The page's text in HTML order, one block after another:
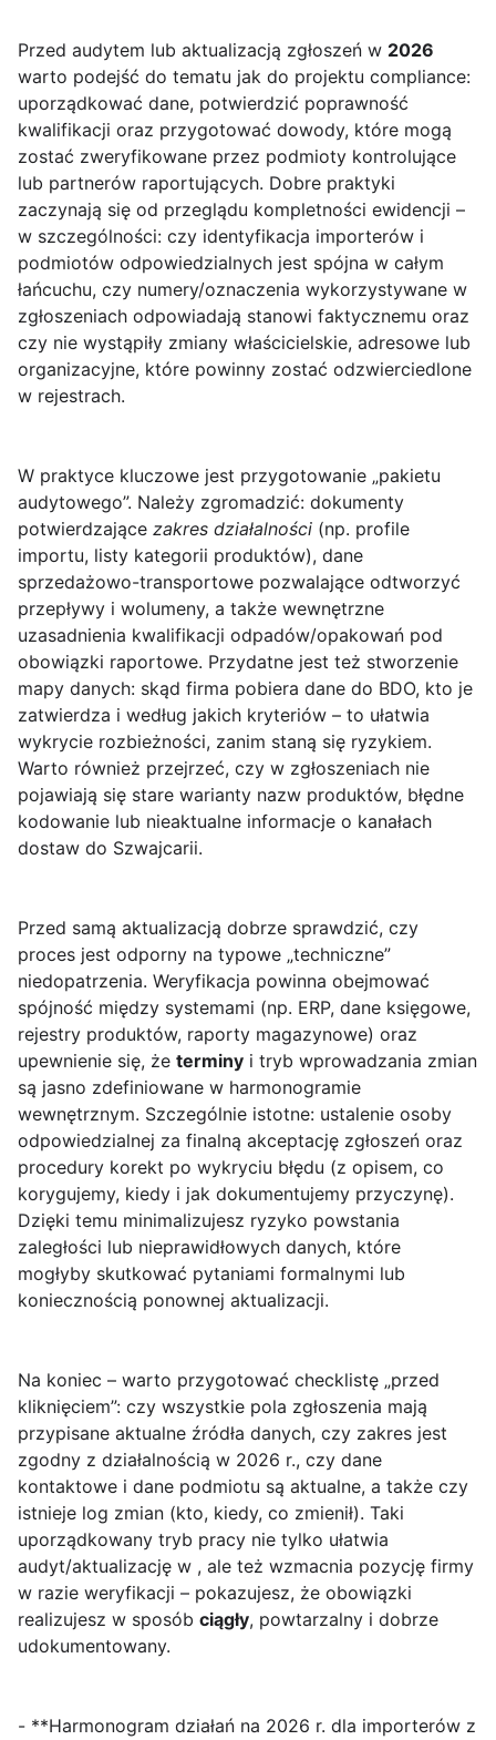
Przed audytem lub aktualizacją zgłoszeń w 2026
warto podejść do tematu jak do projektu compliance:
uporządkować dane, potwierdzić poprawność
kwalifikacji oraz przygotować dowody, które mogą
zostać zweryfikowane przez podmioty kontrolujące
lub partnerów raportujących. Dobre praktyki
zaczynają się od przeglądu kompletności ewidencji –
w szczególności: czy identyfikacja importerów i
podmiotów odpowiedzialnych jest spójna w całym
łańcuchu, czy numery/oznaczenia wykorzystywane w
zgłoszeniach odpowiadają stanowi faktycznemu oraz
czy nie wystąpiły zmiany właścicielskie, adresowe lub
organizacyjne, które powinny zostać odzwierciedlone
w rejestrach.
W praktyce kluczowe jest przygotowanie „pakietu
audytowego”. Należy zgromadzić: dokumenty
potwierdzające zakres działalności (np. profile
importu, listy kategorii produktów), dane
sprzedażowo-transportowe pozwalające odtworzyć
przepływy i wolumeny, a także wewnętrzne
uzasadnienia kwalifikacji odpadów/opakowań pod
obowiązki raportowe. Przydatne jest też stworzenie
mapy danych: skąd firma pobiera dane do BDO, kto je
zatwierdza i według jakich kryteriów – to ułatwia
wykrycie rozbieżności, zanim staną się ryzykiem.
Warto również przejrzeć, czy w zgłoszeniach nie
pojawiają się stare warianty nazw produktów, błędne
kodowanie lub nieaktualne informacje o kanałach
dostaw do Szwajcarii.
Przed samą aktualizacją dobrze sprawdzić, czy
proces jest odporny na typowe „techniczne”
niedopatrzenia. Weryfikacja powinna obejmować
spójność między systemami (np. ERP, dane księgowe,
rejestry produktów, raporty magazynowe) oraz
upewnienie się, że terminy i tryb wprowadzania zmian
są jasno zdefiniowane w harmonogramie
wewnętrznym. Szczególnie istotne: ustalenie osoby
odpowiedzialnej za finalną akceptację zgłoszeń oraz
procedury korekt po wykryciu błędu (z opisem, co
korygujemy, kiedy i jak dokumentujemy przyczynę).
Dzięki temu minimalizujesz ryzyko powstania
zaległości lub nieprawidłowych danych, które
mogłyby skutkować pytaniami formalnymi lub
koniecznością ponownej aktualizacji.
Na koniec – warto przygotować checklistę „przed
kliknięciem”: czy wszystkie pola zgłoszenia mają
przypisane aktualne źródła danych, czy zakres jest
zgodny z działalnością w 2026 r., czy dane
kontaktowe i dane podmiotu są aktualne, a także czy
istnieje log zmian (kto, kiedy, co zmienił). Taki
uporządkowany tryb pracy nie tylko ułatwia
audyt/aktualizację w , ale też wzmacnia pozycję firmy
w razie weryfikacji – pokazujesz, że obowiązki
realizujesz w sposób ciągły, powtarzalny i dobrze
udokumentowany.
- **Harmonogram działań na 2026 r. dla importerów z